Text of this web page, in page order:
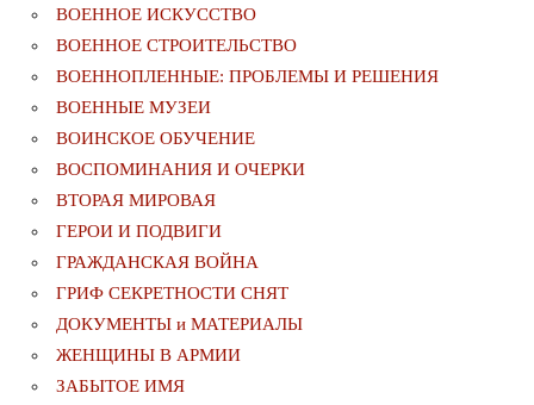
ВОЕННОЕ ИСКУССТВО
ВОЕННОЕ СТРОИТЕЛЬСТВО
ВОЕННОПЛЕННЫЕ: ПРОБЛЕМЫ И РЕШЕНИЯ
ВОЕННЫЕ МУЗЕИ
ВОИНСКОЕ ОБУЧЕНИЕ
ВОСПОМИНАНИЯ И ОЧЕРКИ
ВТОРАЯ МИРОВАЯ
ГЕРОИ И ПОДВИГИ
ГРАЖДАНСКАЯ ВОЙНА
ГРИФ СЕКРЕТНОСТИ СНЯТ
ДОКУМЕНТЫ и МАТЕРИАЛЫ
ЖЕНЩИНЫ В АРМИИ
ЗАБЫТОЕ ИМЯ